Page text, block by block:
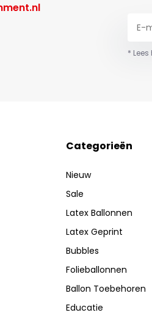
*
Categorieën
Nieuw
Sale
Latex Ballonnen
Latex Geprint
Bubbles
Folieballonnen
Ballon Toebehoren
Educatie